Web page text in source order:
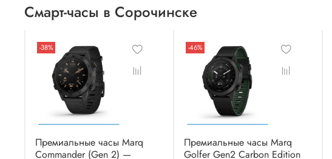
Смарт-часы в Сорочинске
-38%
Премиальные часы Marq
Commander (Gen 2) —
-46%
Премиальные часы Marq
Golfer Gen2 Carbon Edition